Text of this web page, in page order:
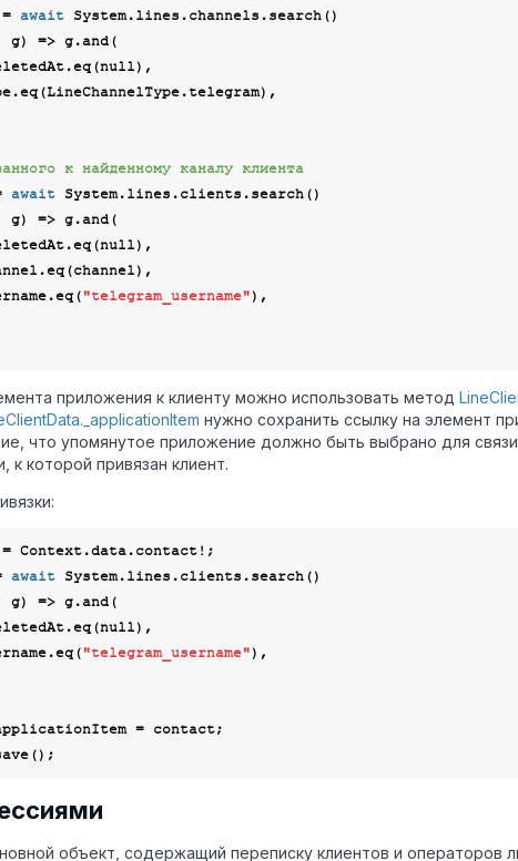
await System.lines.channels.search()
g) => g.and(
null),
к найденному каналу клиента
await System.lines.clients.search()
g) => g.and(
null),
"telegram_username"),
приложения к клиенту можно использовать метод
нужно сохранить ссылку на элемент
что упомянутое приложение должно быть выбрано для
к которой привязан клиент.
await System.lines.clients.search()
g) => g.and(
null),
"telegram_username"),
объект, содержащий переписку клиентов и операторов